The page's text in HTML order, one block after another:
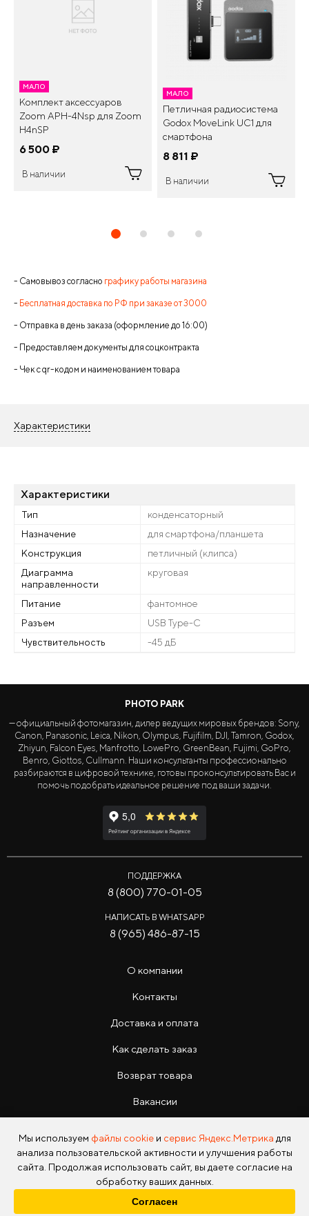
МАЛО
Комплект аксессуаров
Zoom APH-4Nsp для Zoom
H4nSP
6 500 ¤
В наличии
МАЛО
Петличная радиосистема
Godox MoveLink UC1 для
смартфона
8 811 ¤
В наличии
- Самовывоз согласно графику работы магазина
- Бесплатная доставка по РФ при заказе от 3000
- Отправка в день заказа (оформление до 16:00)
- Предоставляем документы для соцконтракта
- Чек с qr-кодом и наименованием товара
Характеристики
Характеристики
Тип
конденсаторный
Назначение
для смартфона/планшета
Конструкция
петличный (клипса)
Диаграмма
направленности
круговая
Питание
фантомное
Разъем
USB Type-C
Чувствительность
-45 дБ
PHOTO PARK
— официальный фотомагазин, дилер ведущих мировых брендов: Sony,
Canon, Panasonic, Leica, Nikon, Olympus, Fujifilm, DJI, Tamron, Godox,
Zhiyun, Falcon Eyes, Manfrotto, LowePro, GreenBean, Fujimi, GoPro,
Benro, Giottos, Cullmann. Наши консультанты профессионально
разбираются в цифровой технике, готовы проконсультировать Вас и
помочь подобрать идеальное решение под ваши задачи.
ПОДДЕРЖКА
8 (800) 770-01-05
НАПИСАТЬ В WHATSAPP
8 (965) 486-87-15
О компании
Контакты
Доставка и оплата
Как сделать заказ
Возврат товара
Вакансии
Copyright © 2026 Photo Park Все права защищены
Мы используем файлы cookieи сервис Яндекс.Метрика для
анализа пользовательской активности и улучшения работы
сайта. Продолжая использовать сайт, вы даете согласие на
обработку ваших данных.
Согласен